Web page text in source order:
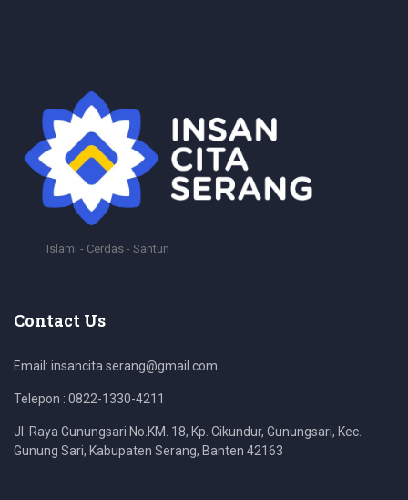
Islami - Cerdas - Santun
Contact Us
Email: insancita.serang@gmail.com
Telepon : 0822-1330-4211
Jl. Raya Gunungsari No.KM. 18, Kp. Cikundur, Gunungsari, Kec.
Gunung Sari, Kabupaten Serang, Banten 42163